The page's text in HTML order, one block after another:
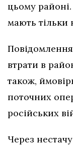
цьому
мають тільки
Повідомлення
втрати в
також,
поточних
російських
Через